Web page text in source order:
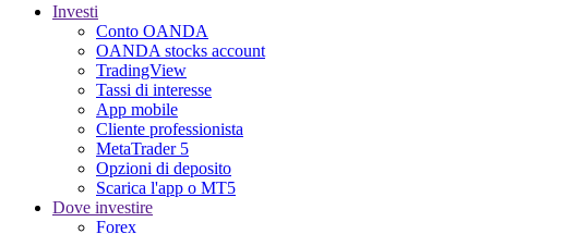
Investi
Conto OANDA
OANDA stocks account
TradingView
Tassi di interesse
App mobile
Cliente professionista
MetaTrader 5
Opzioni di deposito
Scarica l'app o MT5
Dove investire
Forex